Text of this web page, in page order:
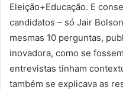
Eleição+Educação. E
candidatos – só Jair
mesmas 10 perguntas,
inovadora, como se
entrevistas tinham
também se explicava as